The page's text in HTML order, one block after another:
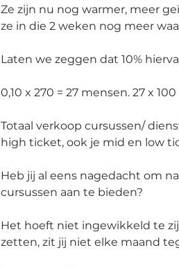
Ze zijn nu nog warmer, meer
ze in die 2 weken nog meer
Laten we zeggen dat 10%
0,10 x 270 = 27 mensen. 27 x 100
Totaal verkoop cursussen/
high ticket, ook je mid en low
Heb jij al eens nagedacht om
cursussen aan te bieden?
Het hoeft niet ingewikkeld te
zetten, zit jij niet elke maand